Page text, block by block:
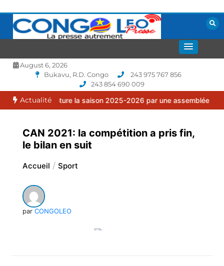
contenu
CONGOLEO
August 6, 2026
Bukavu, R.D. Congo
243 975 767 856
243 854 690 009
Actualité
clôture la saison 2025-2026 par une assemblée générale
CAN 2021: la compétition a pris fin,
le bilan en suit
Accueil Sport
par CONGOLEO